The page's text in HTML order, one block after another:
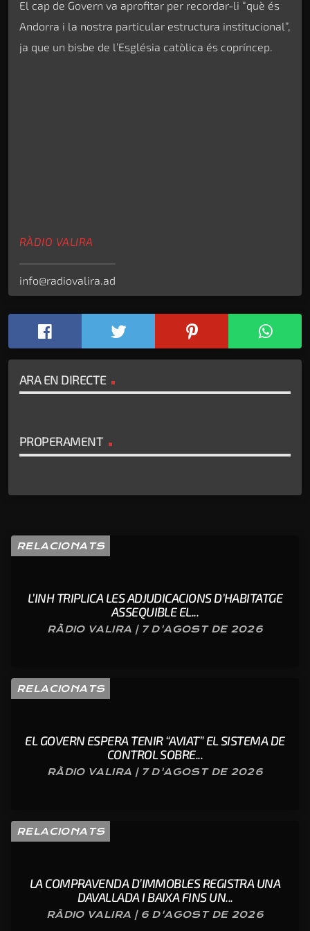
El cap de Govern va aprofitar per recordar-li “què és
Andorra i la nostra particular estructura institucional”,
ja que un bisbe de l’Església catòlica és copríncep.
RÀDIO VALIRA
info@radiovalira.ad
ARA EN DIRECTE
PROPERAMENT
RELACIONATS
L’INH TRIPLICA LES ADJUDICACIONS D’HABITATGE
ASSEQUIBLE EL...
RÀDIO VALIRA | 7 D'AGOST DE 2026
RELACIONATS
EL GOVERN ESPERA TENIR “AVIAT” EL SISTEMA DE
CONTROL SOBRE...
RÀDIO VALIRA | 7 D'AGOST DE 2026
RELACIONATS
LA COMPRAVENDA D’IMMOBLES REGISTRA UNA
DAVALLADA I BAIXA FINS UN...
RÀDIO VALIRA | 6 D'AGOST DE 2026